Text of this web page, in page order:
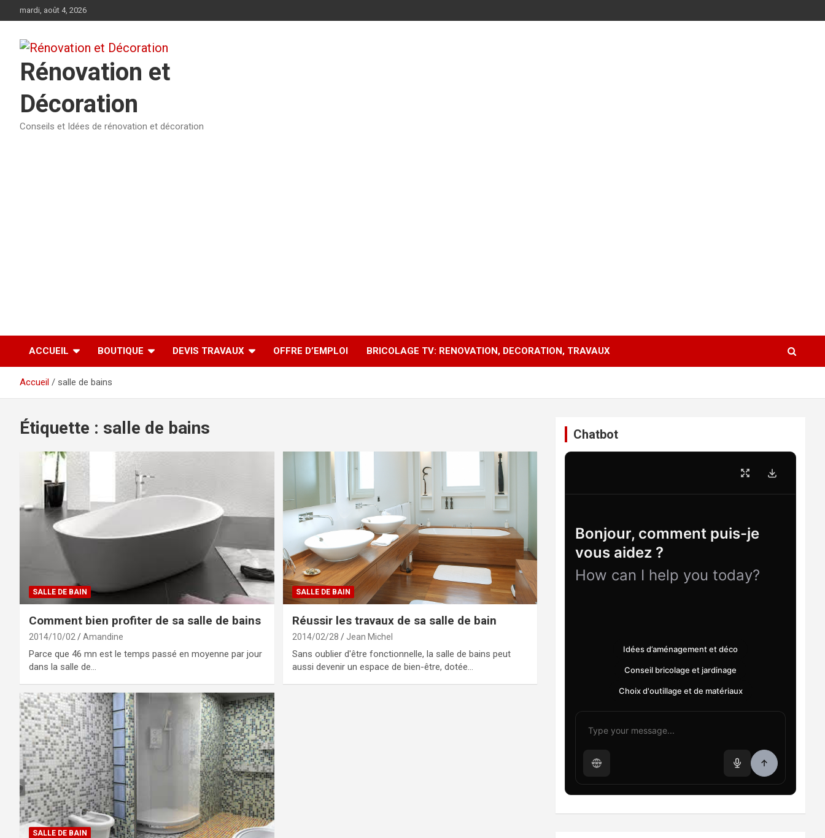
au
mardi, août 4, 2026
Rénovation et
Décoration
Conseils et Idées de rénovation et décoration
ACCUEIL BOUTIQUE DEVIS TRAVAUX OFFRE D’EMPLOI BRICOLAGE TV: RENOVATION, DECORATION, TRAVAUX
Accueil salle de bains
Étiquette : salle de bains
SALLE DE BAIN
Comment bien profiter de sa salle de bains
2014/10/02 Amandine
Parce que 46 mn est le temps passé en moyenne par jour
dans la salle de…
SALLE DE BAIN
Réussir les travaux de sa salle de bain
2014/02/28 Jean Michel
Sans oublier d'être fonctionnelle, la salle de bains peut
aussi devenir un espace de bien-être, dotée…
SALLE DE BAIN
Chatbot
Bonjour, comment puis-je
vous aidez ?
How can I help you today?
Idées d’aménagement et déco
Conseil bricolage et jardinage
Choix d'outillage et de matériaux